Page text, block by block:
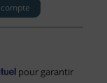
pour garantir